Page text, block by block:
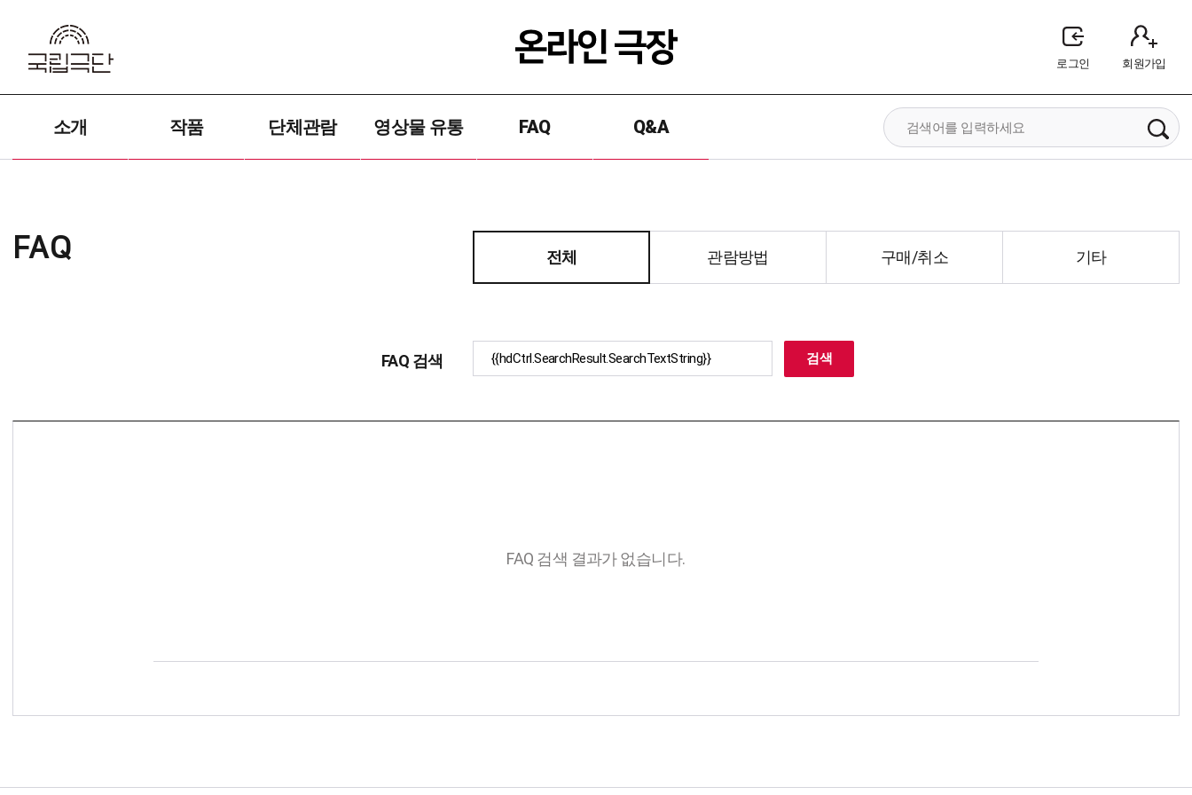
소개 작품 단체관람 영상물 유통 FAQ Q&A
로그인 회원가입
FAQ 전체 관람방법 구매/취소 기타
FAQ 검색 검색
FAQ 검색 결과가 없습니다.